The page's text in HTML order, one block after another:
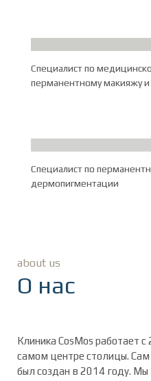
ЩАВИНСКАЯ
Специалист по
перманентному макияжу
Специалист по
дермопигментации
about us
О нас
Клиника CosMos работает
самом центре столицы.
был создан в 2014 году.